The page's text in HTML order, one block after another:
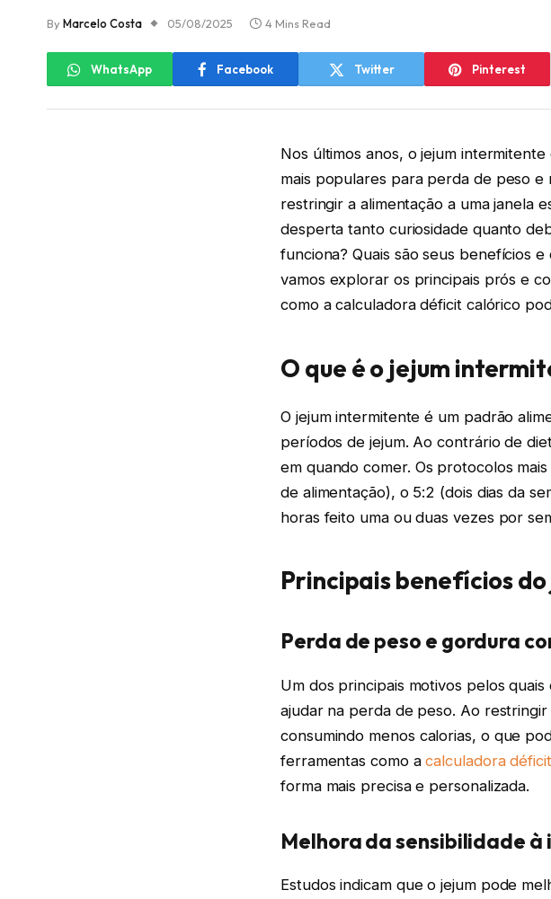
ByMarcelo Costa 05/08/2025 4 Mins Read
WhatsApp Facebook Twitter Pinterest
Nos últimos anos, o jejum
mais populares para perda de peso
restringir a alimentação a uma janela
desperta tanto curiosidade quanto
funciona? Quais são seus benefícios
vamos explorar os principais prós e
como a calculadora déficit calórico
O que é o jejum
O jejum intermitente é um padrão
períodos de jejum. Ao contrário de
em quando comer. Os protocolos
de alimentação), o 5:2 (dois dias da
horas feito uma ou duas vezes por
Principais benefícios
Perda de peso e gordura
Um dos principais motivos pelos
ajudar na perda de peso. Ao
consumindo menos calorias, o que
ferramentas como acalculadora
forma mais precisa e personalizada.
Melhora da sensibilidade à
Estudos indicam que o jejum pode